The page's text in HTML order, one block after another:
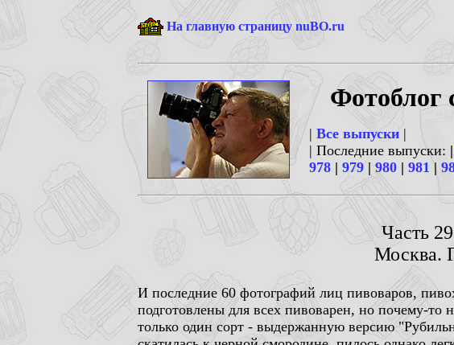
На главную страницу nuBO.ru
Фотоблог
| Все выпуски |
| Последние выпуски: |
978 | 979 | 980 | 981 |
Часть
Москва.
И последние 60 фотографий лиц пивоваров,
подготовлены для всех пивоварен, но почему-
только один сорт - выдержанную версию